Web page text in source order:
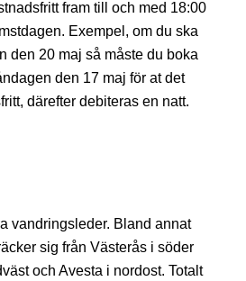
fram till och med 18:00
Exempel, om du ska
den 20 maj så måste du boka
den 17 maj för at det
därefter debiteras en natt.
vandringsleder. Bland annat
sig från Västerås i söder
och Avesta i nordost. Totalt